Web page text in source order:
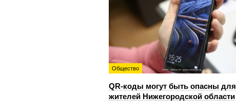
Общество
QR-коды могут быть опасны для
жителей Нижегородской области